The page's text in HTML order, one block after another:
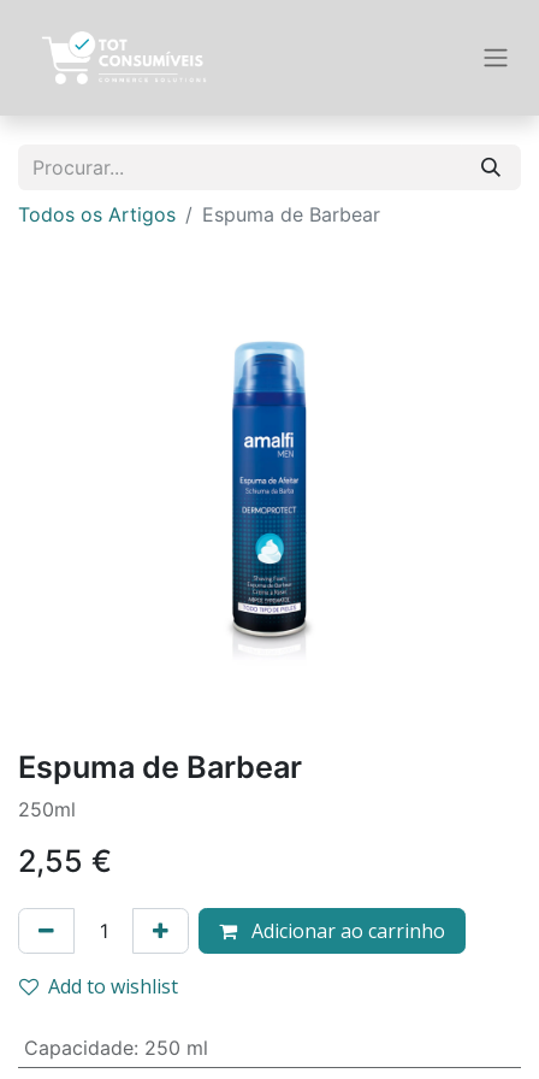
Todos os Artigos Espuma de Barbear
Espuma de Barbear
250ml
2,55 €
Adicionar ao carrinho
Add to wishlist
Capacidade: 250 ml